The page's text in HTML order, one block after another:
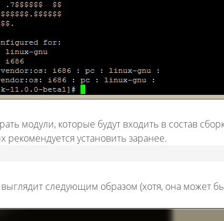
модули, которые будут входить в состав
установить заранее.
следующим образом (хотя, она может